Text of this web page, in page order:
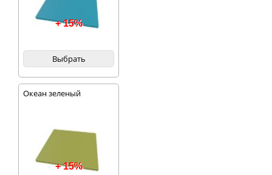
+ 15%
Выбрать
Океан зеленый
+ 15%